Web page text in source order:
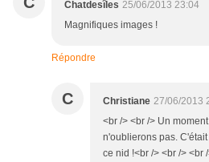
Chatdesîles 25/06/2013 23:04
Magnifiques images !
Répondre
C Christiane 27/06/2013
<br /> <br /> Un
n'oublierons pas.
ce nid !<br /> <br /> <br